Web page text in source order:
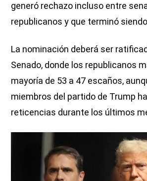
generó rechazo incluso entre
republicanos y que terminó
La nominación deberá ser
Senado, donde los republicanos
mayoría de 53 a 47 escaños,
miembros del partido de Trump
reticencias durante los últimos